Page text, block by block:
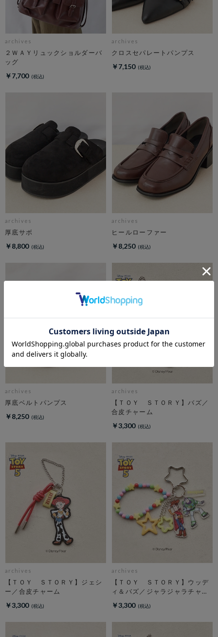
archives
２ＷＡＹリュックショルダーバ
ッグ
￥7,700
archives
クロスセパレートパンプス
￥7,150
archives
厚底サボ
￥8,800
archives
ヒールローファー
￥8,250
archives
厚底ベルトパンプス
￥8,250
archives
【ＴＯＹ ＳＴＯＲＹ】バズ／
合皮チャーム
￥3,300
archives
【ＴＯＹ ＳＴＯＲＹ】ジェシ
ー／合皮チャーム
￥3,300
archives
【ＴＯＹ ＳＴＯＲＹ】ウッデ
ィ＆バズ／ジャラジャラチャー
￥3,300